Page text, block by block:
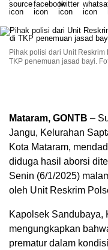
Pihak polisi dari Unit
TKP penemuan jasad bayi.
Mataram, GONTB –
Jangu, Kelurahan
Kota Mataram,
diduga hasil aborsi
Senin (6/1/2025)
oleh Unit Reskrim
Kapolsek Sandubaya,
mengungkapkan
prematur dalam